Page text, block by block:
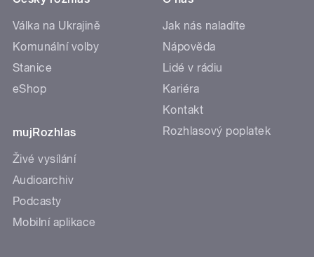
Válka na Ukrajině
Komunální volby
Stanice
eShop
mujRozhlas
Živé vysílání
Audioarchiv
Podcasty
Mobilní aplikace
Jak nás naladíte
Nápověda
Lidé v rádiu
Kariéra
Kontakt
Rozhlasový poplatek